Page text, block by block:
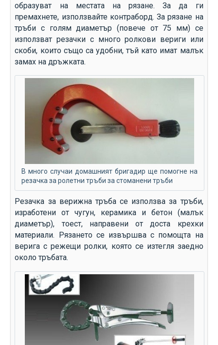
образуват на местата на рязане. За да ги
премахнете, използвайте контраборд. За рязане на
тръби с голям диаметър (повече от 75 мм) се
използват резачки с много ролкови вериги или
скоби, които също са удобни, тъй като имат малък
замах на дръжката.
В много случаи домашният бригадир ще помогне на
резачка за ролетни тръби за стоманени тръби
Резачка за верижна тръба се използва за тръби,
изработени от чугун, керамика и бетон (малък
диаметър), тоест, направени от доста крехки
материали. Рязането се извършва с помощта на
верига с режещи ролки, която се изтегля заедно
около тръбата.